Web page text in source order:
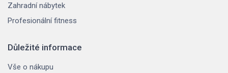
Zahradní nábytek
Profesionální fitness
Důležité informace
Vše o nákupu